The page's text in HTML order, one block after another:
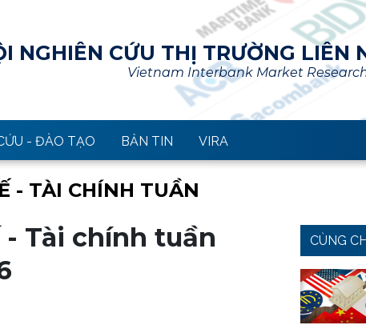
NGHIÊN CỨU THỊ TRƯỜNG LIÊN
Vietnam Interbank Market
- ĐÀO TẠO BẢN TIN VIRA
- TÀI CHÍNH TUẦN
Tài chính tuần
CÙNG